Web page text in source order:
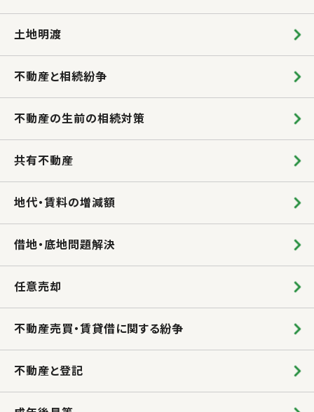
土地明渡
不動産と相続紛争
不動産の生前の相続対策
共有不動産
地代・賃料の増減額
借地・底地問題解決
任意売却
不動産売買・賃貸借に関する紛争
不動産と登記